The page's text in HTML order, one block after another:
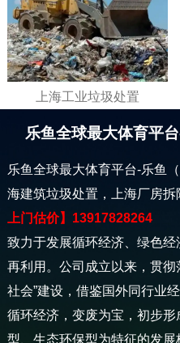
上海工业垃圾处置
乐鱼全球最大体育平
乐鱼全球最大体育平台-乐鱼
海建筑垃圾处置，上海厂房
上门估价】13917828264
致力于发展循环经济、绿色
再利用。公司成立以来，贯
社会”建设，借鉴国外同行业
循环经济，变废为宝，初步
型、生态环保型为特征的发